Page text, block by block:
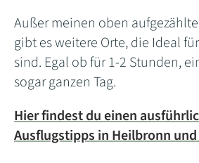
Außer meinen oben
gibt es weitere Orte, die Ideal
sind. Egal ob für 1-2 Stunden,
sogar ganzen Tag.
Hier findest du einen
Ausflugstipps in Heilbronn